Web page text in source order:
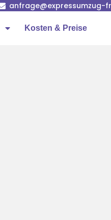
anfrage@expressumzug-
Kosten & Preise